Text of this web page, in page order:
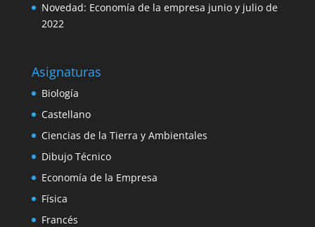
Novedad: Economía de la empresa junio y julio de
2022
Asignaturas
Biología
Castellano
Ciencias de la Tierra y Ambientales
Dibujo Técnico
Economía de la Empresa
Física
Francés